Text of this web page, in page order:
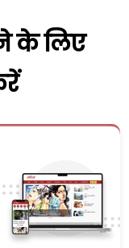
के लिए